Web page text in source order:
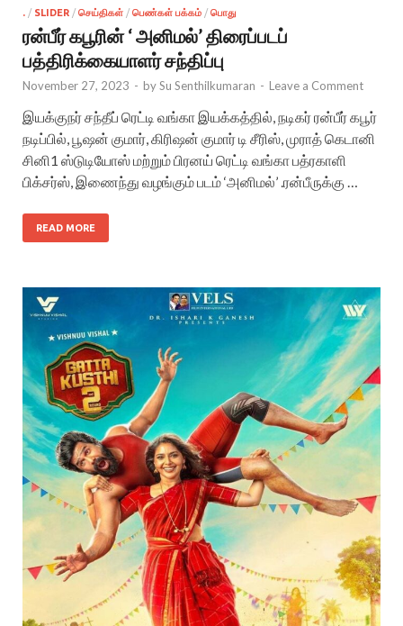
. / SLIDER / செய்திகள் / பெண்கள் பக்கம் / பொது
ரன்பீர் கபூரின் ‘ அனிமல்’ திரைப்படப்
பத்திரிக்கையாளர் சந்திப்பு
November 27, 2023 - bySu Senthilkumaran - Leave a Comment
இயக்குநர் சந்தீப் ரெட்டி வங்கா இயக்கத்தில், நடிகர் ரன்பீர் கபூர்
நடிப்பில், பூஷன் குமார், கிரிஷன் குமார் டி சீரிஸ், முராத் கெடானி
சினி1 ஸ்டுடியோஸ் மற்றும் பிரனய் ரெட்டி வங்கா பத்ரகாளி
பிக்சர்ஸ், இணைந்து வழங்கும் படம் ‘அனிமல்’ .ரன்பீருக்கு …
READ MORE